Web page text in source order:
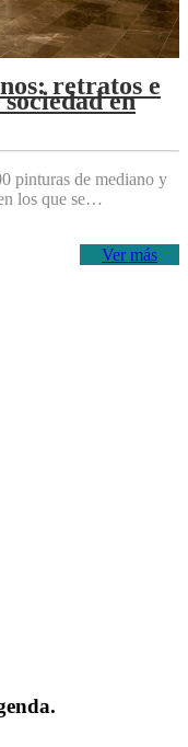
retratos e
en
pinturas de mediano y
los que se…
Ver más